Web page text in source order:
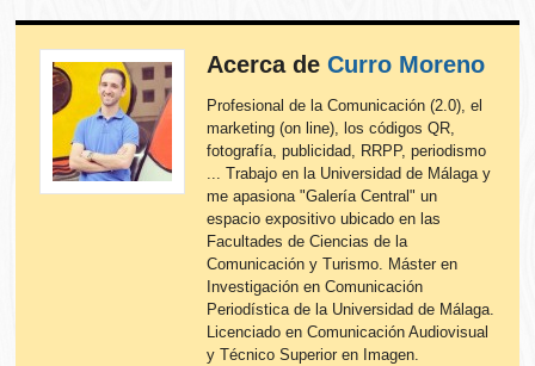
Acerca deCurro Moreno
Profesional de la Comunicación (2.0), el
marketing (on line), los códigos QR,
fotografía, publicidad, RRPP, periodismo
... Trabajo en la Universidad de Málaga y
me apasiona "Galería Central" un
espacio expositivo ubicado en las
Facultades de Ciencias de la
Comunicación y Turismo. Máster en
Investigación en Comunicación
Periodística de la Universidad de Málaga.
Licenciado en Comunicación Audiovisual
y Técnico Superior en Imagen.